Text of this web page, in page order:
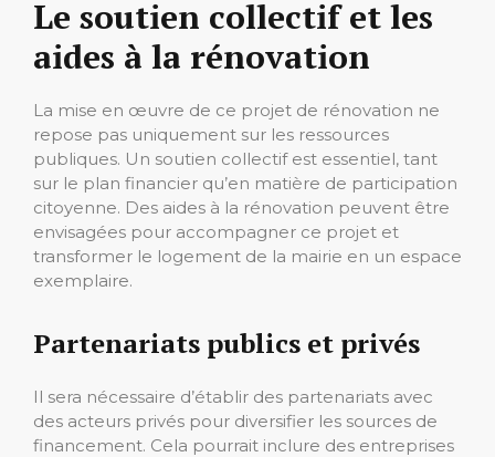
Le soutien collectif et les
aides à la rénovation
La mise en œuvre de ce projet de rénovation ne
repose pas uniquement sur les ressources
publiques. Un soutien collectif est essentiel, tant
sur le plan financier qu’en matière de participation
citoyenne. Des aides à la rénovation peuvent être
envisagées pour accompagner ce projet et
transformer le logement de la mairie en un espace
exemplaire.
Partenariats publics et privés
Il sera nécessaire d’établir des partenariats avec
des acteurs privés pour diversifier les sources de
financement. Cela pourrait inclure des entreprises